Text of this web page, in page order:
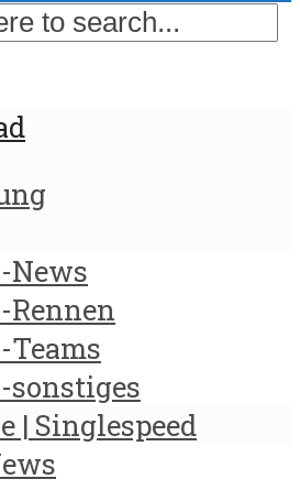
News
Rennen
Teams
sonstiges
| Singlespeed